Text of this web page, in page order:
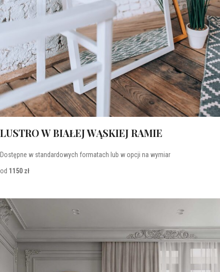
LUSTRO W BIAŁEJ WĄSKIEJ RAMIE
Dostępne w standardowych formatach lub w opcji na wymiar
od 1150 zł